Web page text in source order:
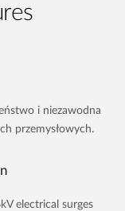
i niezawodna
przemysłowych.
electrical surges